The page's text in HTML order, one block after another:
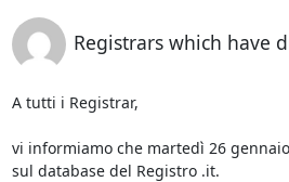
Registrars which have
A tutti i Registrar,
vi informiamo che martedì 26
sul database del Registro .it.